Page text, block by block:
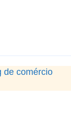
de comércio